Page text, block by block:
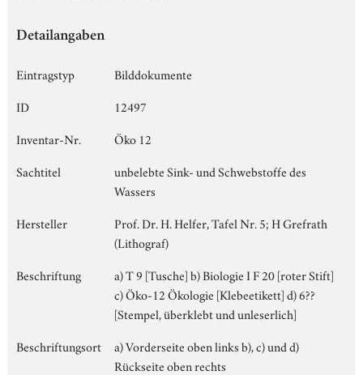
Detailangaben
Eintragstyp
Bilddokumente
ID
12497
Inventar-Nr.
Öko 12
Sachtitel
unbelebte Sink- und Schwebstoffe des
Wassers
Hersteller
Prof. Dr. H. Helfer, Tafel Nr. 5; H Grefrath
(Lithograf)
Beschriftung
a) T 9 [Tusche] b) Biologie I F 20 [roter Stift]
c) Öko-12 Ökologie [Klebeetikett] d) 6??
[Stempel, überklebt und unleserlich]
Beschriftungsort
a) Vorderseite oben links b), c) und d)
Rückseite oben rechts